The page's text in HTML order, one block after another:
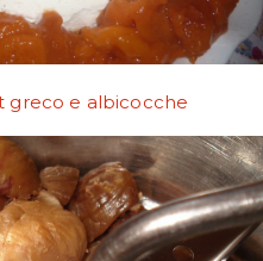
greco e albicocche